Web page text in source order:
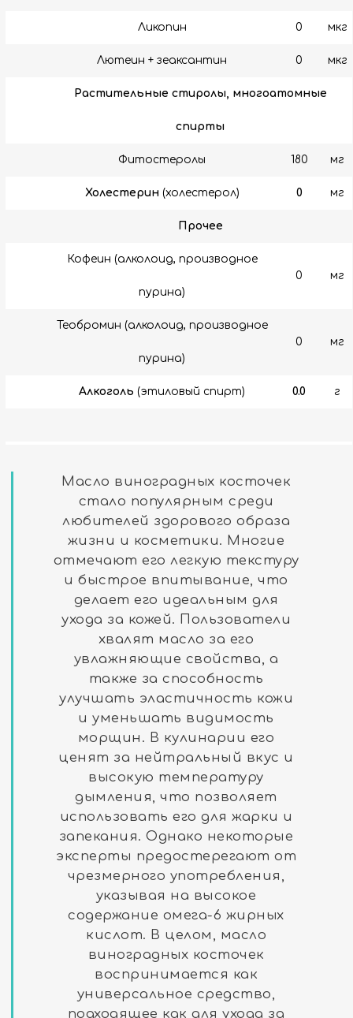
Ликопин 0 мкг
Лютеин + зеаксантин 0 мкг
Растительные стиролы, многоатомные
спирты
Фитостеролы 180 мг
Холестерин(холестерол) 0 мг
Прочее
Кофеин (алколоид, производное
пурина)
0 мг
Теобромин (алколоид, производное
пурина)
0 мг
Алкоголь (этиловый спирт) 0.0 г
Масло виноградных косточек
стало популярным среди
любителей здорового образа
жизни и косметики. Многие
отмечают его легкую текстуру
и быстрое впитывание, что
делает его идеальным для
ухода за кожей. Пользователи
хвалят масло за его
увлажняющие свойства, а
также за способность
улучшать эластичность кожи
и уменьшать видимость
морщин. В кулинарии его
ценят за нейтральный вкус и
высокую температуру
дымления, что позволяет
использовать его для жарки и
запекания. Однако некоторые
эксперты предостерегают от
чрезмерного употребления,
указывая на высокое
содержание омега-6 жирных
кислот. В целом, масло
виноградных косточек
воспринимается как
универсальное средство,
подходящее как для ухода за